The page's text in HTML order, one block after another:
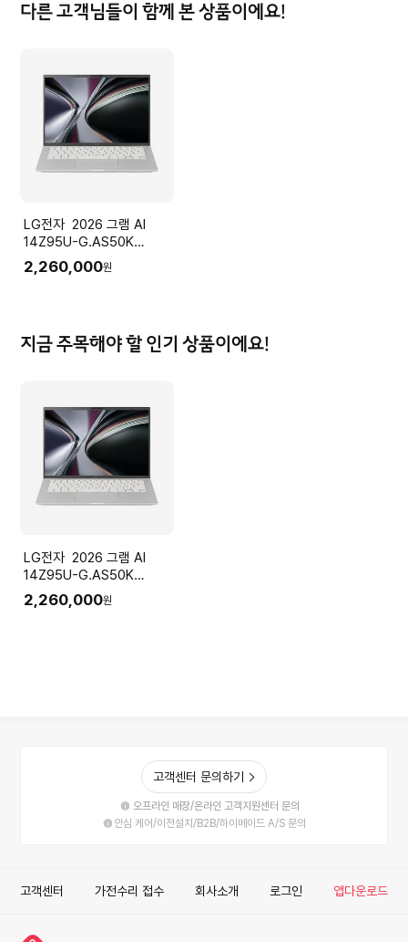
다른 고객님들이 함께 본 상품이에요!
LG전자 2026 그램 AI
14Z95U-G.AS50K
(Ryzen5
16GB(LPDDR5x) SSD
2,260,000원
지금 주목해야 할 인기 상품이에요!
LG전자 2026 그램 AI
14Z95U-G.AS50K
(Ryzen5
16GB(LPDDR5x) SSD
2,260,000원
고객센터 문의하기
오프라인 매장/온라인 고객지원센터 문의
안심 케어/이전설치/B2B/하이메이드 A/S 문의
고객센터 가전수리 접수 회사소개 로그인 앱다운로드